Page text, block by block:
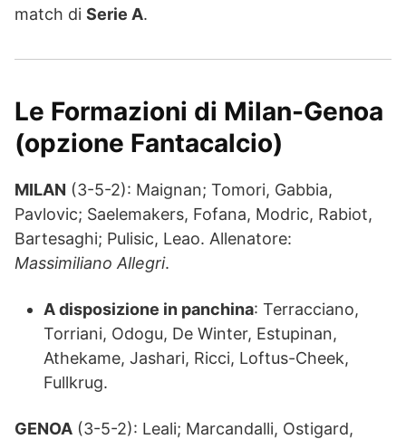
match di Serie A.
Le Formazioni di Milan-Genoa
(opzione Fantacalcio)
MILAN (3-5-2): Maignan; Tomori, Gabbia,
Pavlovic; Saelemakers, Fofana, Modric, Rabiot,
Bartesaghi; Pulisic, Leao. Allenatore:
Massimiliano Allegri.
A disposizione in panchina: Terracciano,
Torriani, Odogu, De Winter, Estupinan,
Athekame, Jashari, Ricci, Loftus-Cheek,
Fullkrug.
GENOA (3-5-2): Leali; Marcandalli, Ostigard,